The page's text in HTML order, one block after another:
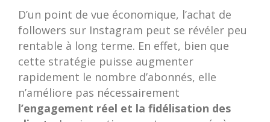
D’un point de vue économique, l’achat de
followers sur Instagram peut se révéler peu
rentable à long terme. En effet, bien que
cette stratégie puisse augmenter
rapidement le nombre d’abonnés, elle
n’améliore pas nécessairement
l’engagement réel et la fidélisation des